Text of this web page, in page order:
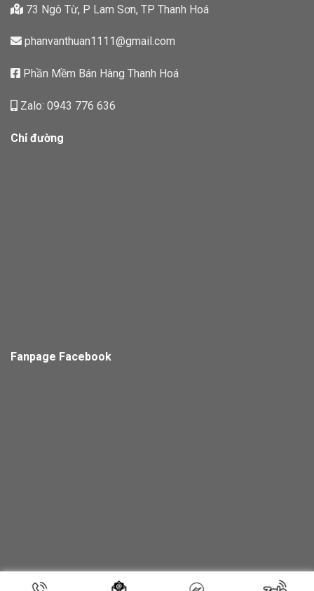
73 Ngô Từ, P Lam Sơn, TP Thanh Hoá
phanvanthuan1111@gmail.com
Phần Mềm Bán Hàng Thanh Hoá
Zalo: 0943 776 636
Chỉ đường
Fanpage Facebook